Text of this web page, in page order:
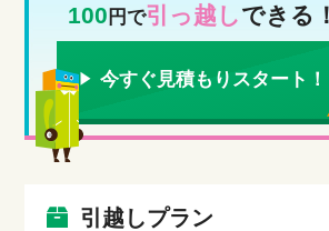
100 円で引っ越しできる！
今すぐ見積もりスタート！
引越しプラン